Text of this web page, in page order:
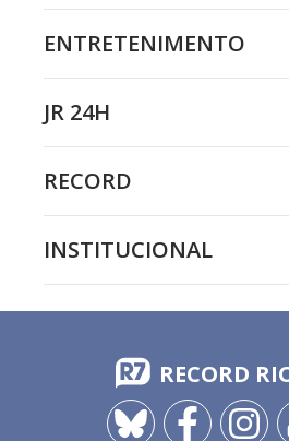
ENTRETENIMENTO
JR 24H
RECORD
INSTITUCIONAL
RECORD